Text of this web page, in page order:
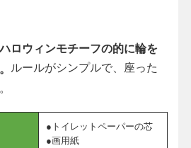
ロウィンモチーフの的に輪を
ルールがシンプルで、座った
●トイレットペーパーの芯
●画用紙